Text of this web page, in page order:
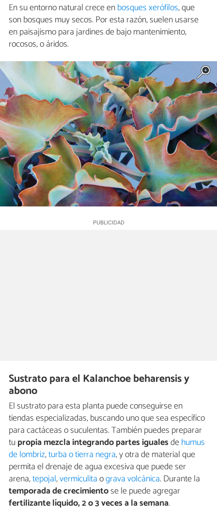
En su entorno natural crece enbosques xerófilos, que
son bosques muy secos. Por esta razón, suelen usarse
en paisajismo para jardines de bajo mantenimiento,
rocosos, o áridos.
Sustrato para el Kalanchoe beharensis y
abono
El sustrato para esta planta puede conseguirse en
tiendas especializadas, buscando uno que sea específico
para cactáceas o suculentas. También puedes preparar
tupropia mezcla integrando partes igualesdehumus
de lombriz,turba o tierra negra, y otra de material que
permita el drenaje de agua excesiva que puede ser
arena,tepojal,vermiculitaograva volcánica. Durante la
temporada de crecimientose le puede agregar
fertilizante líquido, 2 o 3 veces a la semana.